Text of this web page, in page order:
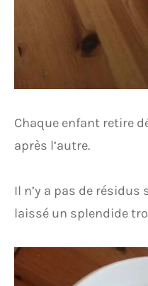
Chaque enfant retire
après l’autre.
Il n’y a pas de
laissé un splendide